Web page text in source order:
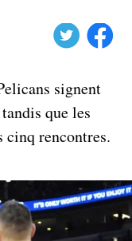
Facebook
signent
que les
cinq rencontres.